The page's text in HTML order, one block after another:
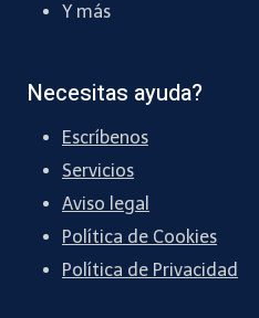
Y más
Necesitas ayuda?
Escríbenos
Servicios
Aviso legal
Política de Cookies
Política de Privacidad